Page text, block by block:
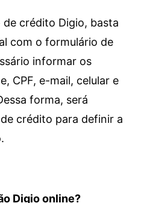
crédito Digio, basta
com o formulário de
informar os
CPF, e-mail, celular e
forma, será
crédito para definir a
Digio online?